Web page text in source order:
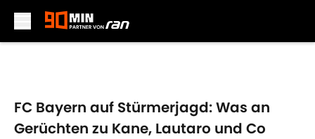
FC Bayern auf Stürmerjagd: Was an
Gerüchten zu Kane, Lautaro und Co